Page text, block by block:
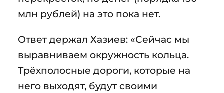
млн рублей) на это пока нет.
Ответ держал Хазиев: «Сейчас мы
выравниваем окружность кольца.
Трёхполосные дороги, которые на
него выходят, будут своими